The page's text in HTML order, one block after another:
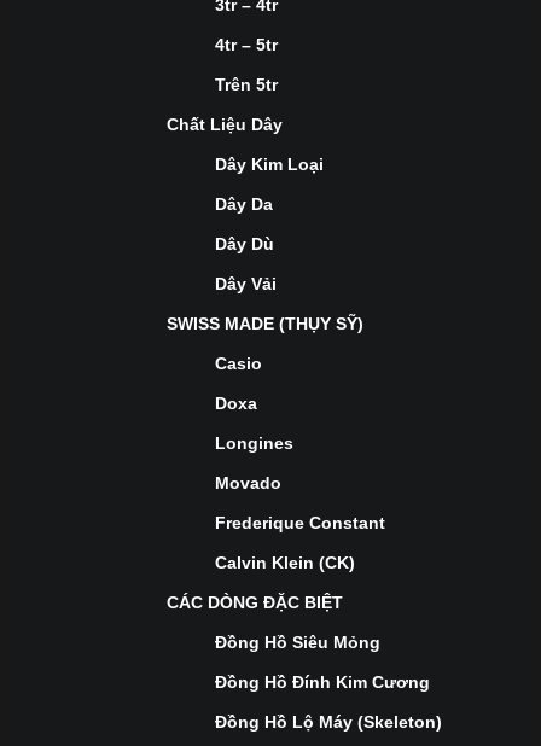
3tr – 4tr
4tr – 5tr
Trên 5tr
Chất Liệu Dây
Dây Kim Loại
Dây Da
Dây Dù
Dây Vải
SWISS MADE (THỤY SỸ)
Casio
Doxa
Longines
Movado
Frederique Constant
Calvin Klein (CK)
CÁC DÒNG ĐẶC BIỆT
Đồng Hồ Siêu Mỏng
Đồng Hồ Đính Kim Cương
Đồng Hồ Lộ Máy (Skeleton)